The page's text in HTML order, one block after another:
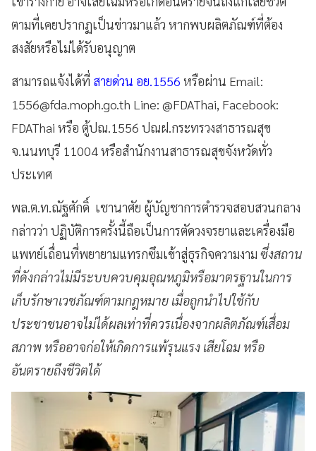
ตามที่เคยปรากฏเป็นข่าวมาแล้ว หากพบผลิตภัณฑ์ที่ต้อง
สงสัยหรือไม่ได้รับอนุญาต
สามารถแจ้งได้ที่ สายด่วน อย.1556 หรือผ่าน Email:
1556@fda.moph.go.th Line: @FDAThai, Facebook:
FDAThai หรือ ตู้ปณ.1556 ปณฝ.กระทรวงสาธารณสุข
จ.นนทบุรี 11004 หรือสำนักงานสาธารณสุขจังหวัดทั่ว
ประเทศ
พล.ต.ท.ณัฐศักดิ์ เชานาศัย ผู้บัญชาการตำรวจสอบสวนกลาง
กล่าวว่า ปฏิบัติการครั้งนี้ถือเป็นการตัดวงจรยาและเครื่องมือ
แพทย์เถื่อนที่พยายามแทรกซึมเข้าสู่ธุรกิจความงาม ซึ่งสถาน
ที่ดังกล่าวไม่มีระบบควบคุมอุณหภูมิหรือมาตรฐานในการ
เก็บรักษาเวชภัณฑ์ตามกฎหมาย เมื่อถูกนำไปใช้กับ
ประชาชนอาจไม่ได้ผลเท่าที่ควรเนื่องจากผลิตภัณฑ์เสื่อม
สภาพ หรืออาจก่อให้เกิดการแพ้รุนแรง เสียโฉม หรือ
อันตรายถึงชีวิตได้